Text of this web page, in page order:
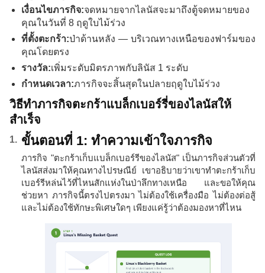
เงื่อนไขภารกิจ:จดหมายจากไลนัสจะมาถึงตู้จดหมายของ
คุณในวันที่ 8 ฤดูใบไม้ร่วง
ที่ตั้งตะกร้า:ป่าด้านหลัง — บริเวณทางเหนือของฟาร์มของ
คุณโดยตรง
รางวัล:เพิ่มระดับมิตรภาพกับลินัส 1 ระดับ
กำหนดเวลา:ภารกิจจะสิ้นสุดในปลายฤดูใบไม้ร่วง
วิธีทำภารกิจตะกร้าแบล็กเบอร์รี่ของไลนัสให้
สำเร็จ
ขั้นตอนที่ 1: ทำความเข้าใจภารกิจ
ภารกิจ "ตะกร้าเก็บแบล็กเบอร์รีของไลนัส" เป็นภารกิจส่วนตัวที่
ไลนัสส่งมาให้คุณทางไปรษณีย์ เขาอธิบายว่าเขาทำตะกร้าเก็บ
เบอร์รีหล่นไว้ที่ไหนสักแห่งในป่าลึกทางเหนือ และขอให้คุณ
ช่วยหา ภารกิจนี้ตรงไปตรงมา ไม่ต้องใช้เครื่องมือ ไม่ต้องต่อสู้
และไม่ต้องใช้ทักษะพิเศษใดๆ เพียงแค่รู้ว่าต้องมองหาที่ไหน